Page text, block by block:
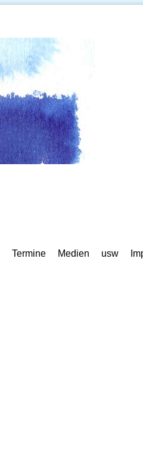
Termine Medien usw